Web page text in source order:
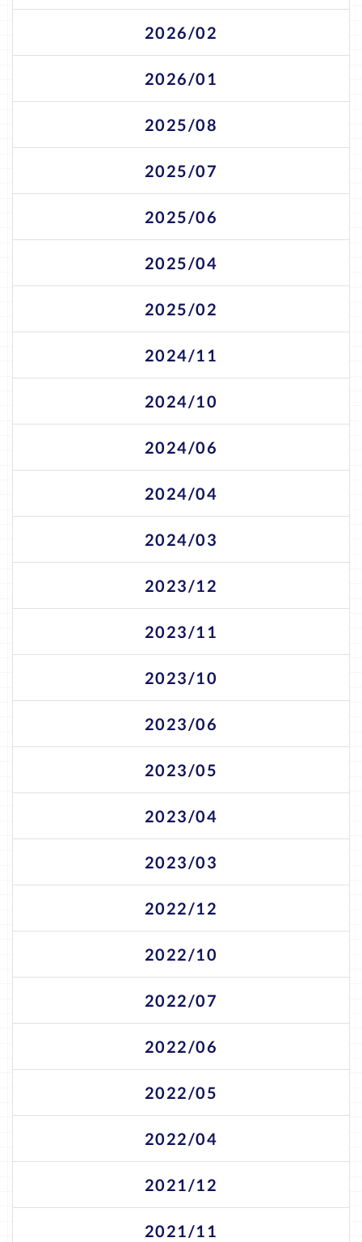
2026/02
2026/01
2025/08
2025/07
2025/06
2025/04
2025/02
2024/11
2024/10
2024/06
2024/04
2024/03
2023/12
2023/11
2023/10
2023/06
2023/05
2023/04
2023/03
2022/12
2022/10
2022/07
2022/06
2022/05
2022/04
2021/12
2021/11